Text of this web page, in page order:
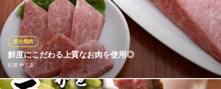
す。口どけが良く上質な霜降り赤身で濃い味わいが特徴です。当
店では、赤身はもちろんホルモンもご提供しておりますので、そ
の味わいをご堪能ください。
和牛焼肉 竹寅（たけとら）土浦駅前本店
竹網で焼く新感覚焼肉
ＪＲ常磐線土浦駅 徒歩2分
茨城県土浦市桜町1-2-20 UotaiBldg4F
鮮度にこだわる上質なお肉を使用◎
紅屋 神立店
炭火焼肉